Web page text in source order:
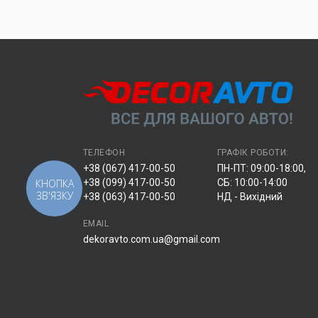
ТЕЛЕФОН
+38 (067) 417-00-50
+38 (099) 417-00-50
+38 (063) 417-00-50
ГРАФІК РОБОТИ:
ПН-ПТ: 09:00-18:00,
СБ: 10:00-14:00
НД - Вихідний
EMAIL
dekoravto.com.ua@gmail.com
КНОПКА
ЗВ'ЯЗКУ